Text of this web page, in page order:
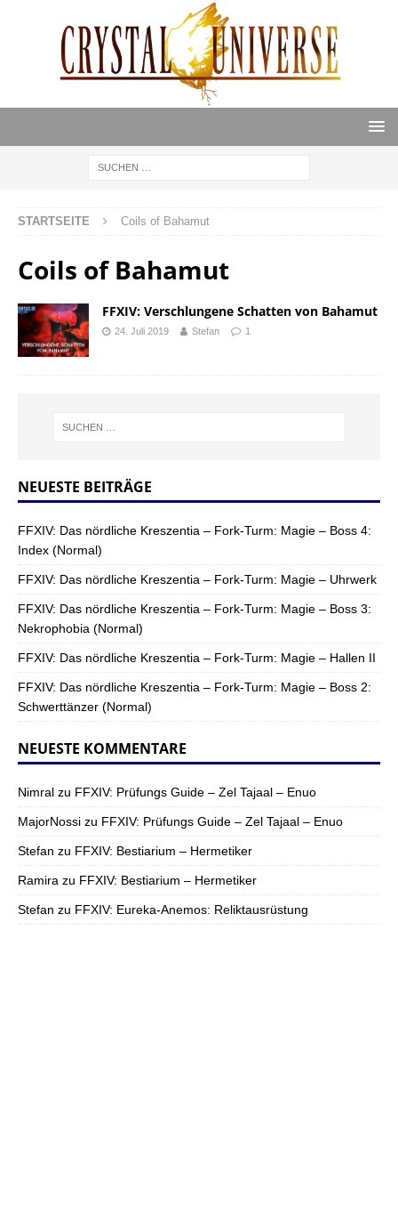
STARTSEITE Coils of Bahamut
Coils of Bahamut
FFXIV: Verschlungene Schatten von Bahamut
24. Juli 2019 Stefan 1
NEUESTE BEITRÄGE
FFXIV: Das nördliche Kreszentia – Fork-Turm: Magie – Boss 4:
Index (Normal)
FFXIV: Das nördliche Kreszentia – Fork-Turm: Magie – Uhrwerk
FFXIV: Das nördliche Kreszentia – Fork-Turm: Magie – Boss 3:
Nekrophobia (Normal)
FFXIV: Das nördliche Kreszentia – Fork-Turm: Magie – Hallen II
FFXIV: Das nördliche Kreszentia – Fork-Turm: Magie – Boss 2:
Schwerttänzer (Normal)
NEUESTE KOMMENTARE
Nimral zu FFXIV: Prüfungs Guide – Zel Tajaal – Enuo
MajorNossi zu FFXIV: Prüfungs Guide – Zel Tajaal – Enuo
Stefan zu FFXIV: Bestiarium – Hermetiker
Ramira zu FFXIV: Bestiarium – Hermetiker
Stefan zu FFXIV: Eureka-Anemos: Reliktausrüstung